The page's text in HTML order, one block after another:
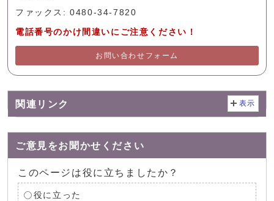
ファックス: 0480-34-7820
電話番号のかけ間違いにご注意ください！
お問い合わせフォーム
関連リンク 表示
ご意見をお聞かせください
このページは役に立ちましたか？
役に立った